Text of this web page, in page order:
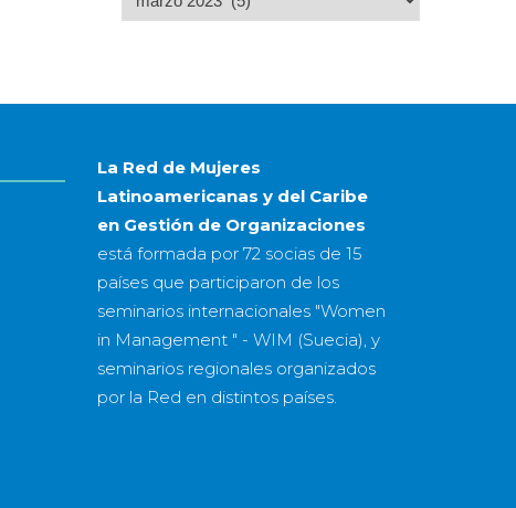
por
año
La Red de Mujeres
Latinoamericanas y del Caribe
en Gestión de Organizaciones
está formada por 72 sociasde 15
paísesque participaron de los
seminarios internacionales "Women
in Management " - WIM (Suecia), y
seminarios regionales organizados
por la Red en distintos países.